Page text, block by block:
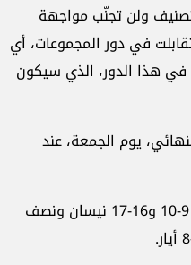
ولن تجنّب مواجهة
في دور المجموعات، أي
هذا الدور، الذي سيكون
يوم الجمعة، عند
وستلعب مباريات ربع النهائي في 9-10 و16-17 نيسان ونصف